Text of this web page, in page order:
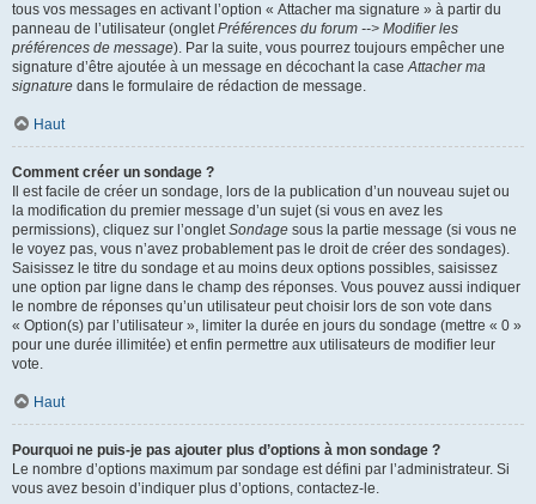
tous vos messages en activant l’option « Attacher ma signature » à partir du
panneau de l’utilisateur (ongletPréférences du forum --> Modifier les
préférences de message). Par la suite, vous pourrez toujours empêcher une
signature d’être ajoutée à un message en décochant la caseAttacher ma
signature dans le formulaire de rédaction de message.
Haut
Comment créer un sondage ?
Il est facile de créer un sondage, lors de la publication d’un nouveau sujet ou
la modification du premier message d’un sujet (si vous en avez les
permissions), cliquez sur l’ongletSondage sous la partie message (si vous ne
le voyez pas, vous n’avez probablement pas le droit de créer des sondages).
Saisissez le titre du sondage et au moins deux options possibles, saisissez
une option par ligne dans le champ des réponses. Vous pouvez aussi indiquer
le nombre de réponses qu’un utilisateur peut choisir lors de son vote dans
« Option(s) par l’utilisateur », limiter la durée en jours du sondage (mettre « 0 »
pour une durée illimitée) et enfin permettre aux utilisateurs de modifier leur
vote.
Haut
Pourquoi ne puis-je pas ajouter plus d’options à mon sondage ?
Le nombre d’options maximum par sondage est défini par l’administrateur. Si
vous avez besoin d’indiquer plus d’options, contactez-le.